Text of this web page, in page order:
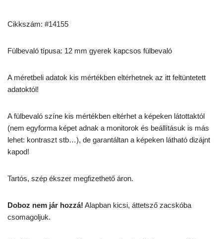
Cikkszám: #14155
Fülbevaló típusa: 12 mm gyerek kapcsos fülbevaló
A méretbeli adatok kis mértékben eltérhetnek az itt feltüntetett
adatoktól!
A fülbevaló színe kis mértékben eltérhet a képeken látottaktól
(nem egyforma képet adnak a monitorok és beállításuk is más
lehet: kontraszt stb…), de garantáltan a képeken látható dizájnt
kapod!
Tartós, szép ékszer megfizethető áron.
Doboz nem jár hozzá! Alapban kicsi, áttetsző zacskóba
csomagoljuk.